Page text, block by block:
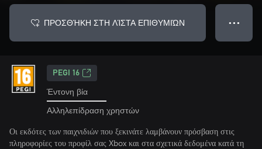
ΠΡΟΣΘΉΚΗ ΣΤΗ ΛΊΣΤΑ ΕΠΙΘΥΜΙΏΝ ● ● ●
PEGI 16
Έντονη βία
Αλληλεπίδραση χρηστών
Οι εκδότες των παιχνιδιών που ξεκινάτε λαμβάνουν πρόσβαση στις
πληροφορίες του προφίλ σας Xbox και στα σχετικά δεδομένα κατά τη